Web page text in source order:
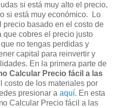
si está muy alto el precio,
si está muy económico. Lo
precio basado en el costo de
que cobres el precio justo
no tengas perdidas y
capital para reinvertir y
En la primera parte de
Calcular Precio fácil a las
costo de los materiales por
presionar a aquí. En esta
Calcular Precio fácil a las